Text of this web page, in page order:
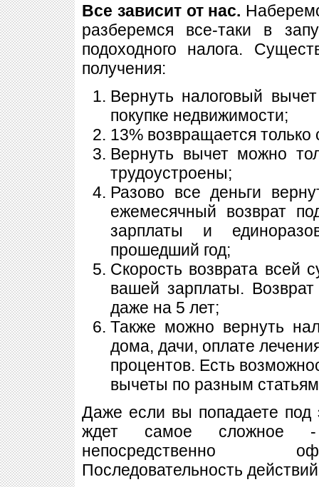
Все зависит от нас.
разберемся все-таки в
подоходного налога.
получения:
Вернуть налоговый
покупке недвижимости;
13% возвращается
Вернуть вычет можно
трудоустроены;
Разово все деньги
ежемесячный возврат
зарплаты и
прошедший год;
Скорость возврата всей
вашей зарплаты.
даже на 5 лет;
Также можно вернуть
дома, дачи, оплате
процентов. Есть
вычеты по разным
Даже если вы попадаете под
ждет самое сложное
непосредственно
Последовательность